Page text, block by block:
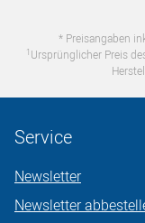
* Preisangaben
1 Ursprünglicher Preis
Service
Newsletter
Newsletter